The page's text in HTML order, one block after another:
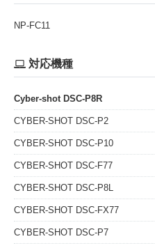
NP-FC11
対応機種
Cyber-shot DSC-P8R
CYBER-SHOT DSC-P2
CYBER-SHOT DSC-P10
CYBER-SHOT DSC-F77
CYBER-SHOT DSC-P8L
CYBER-SHOT DSC-FX77
CYBER-SHOT DSC-P7